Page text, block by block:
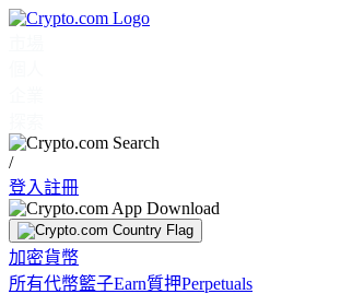
/
登入註冊
加密貨幣
所有代幣籃子Earn質押Perpetuals